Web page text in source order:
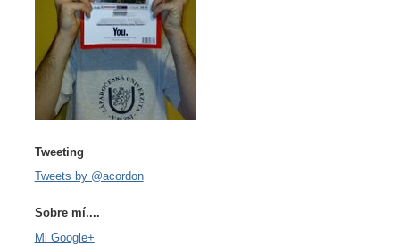
Tweeting
Tweets by @acordon
Sobre mí....
Mi Google+